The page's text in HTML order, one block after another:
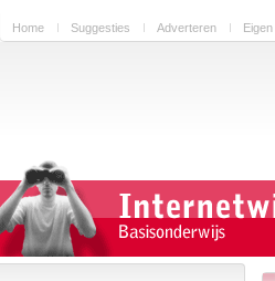
Home Suggesties Adverteren